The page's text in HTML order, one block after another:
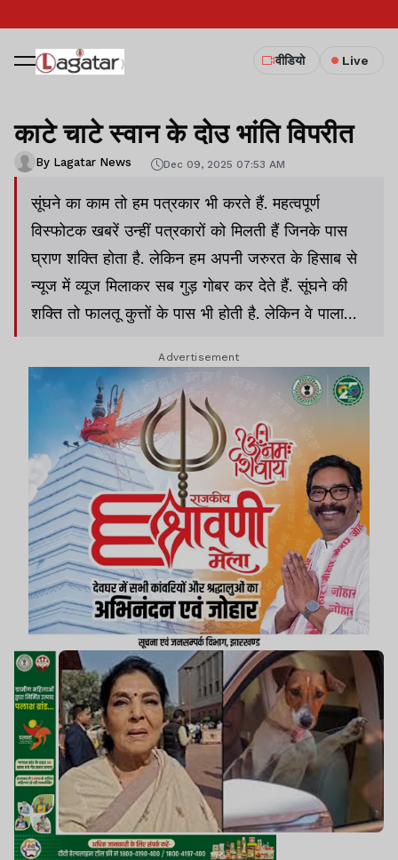
वीडियो Live
काटे चाटे स्वान के दोउ भांति विपरीत
By Lagatar News Dec 09, 2025 07:53 AM
सूंघने का काम तो हम पत्रकार भी करते हैं. महत्वपूर्ण
विस्फोटक खबरें उन्हीं पत्रकारों को मिलती हैं जिनके पास
घ्राण शक्ति होता है. लेकिन हम अपनी जरुरत के हिसाब से
न्यूज में व्यूज मिलाकर सब गुड़ गोबर कर देते हैं. सूंघने की
शक्ति तो फालतू कुत्तों के पास भी होती है. लेकिन वे पाला
विश्वास नहीं करता है. विश्वास जमाने के लिए नीतियों, सिद्धांतों
और आदर्शों के प्रति संकल्पबद्ध रहना पड़ता है. ऐसा नहीं कि
जो भी टुकड़ा फेंक दे, लपक लें और उसी का हो जायें.
Advertisement